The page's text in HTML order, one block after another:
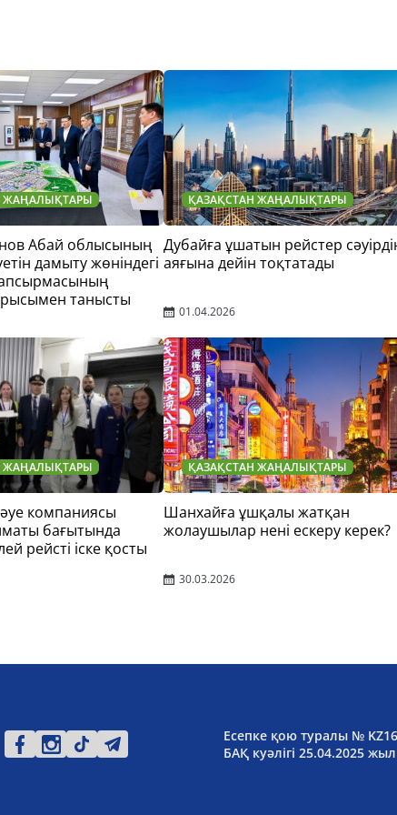
ЖАҢАЛЫҚТАРЫ
Абай облысының
дамыту жөніндегі
танысты
ҚАЗАҚСТАН ЖАҢАЛЫҚТАРЫ
Дубайға ұшатын рейстер
аяғына дейін тоқтатады
01.04.2026
ЖАҢАЛЫҚТАРЫ
компаниясы
бағытында
рейсті іске қосты
ҚАЗАҚСТАН ЖАҢАЛЫҚТАРЫ
Шанхайға ұшқалы жатқан
жолаушылар нені ескеру керек?
30.03.2026
Есепке қою туралы №
БАҚ куәлігі 25.04.2025